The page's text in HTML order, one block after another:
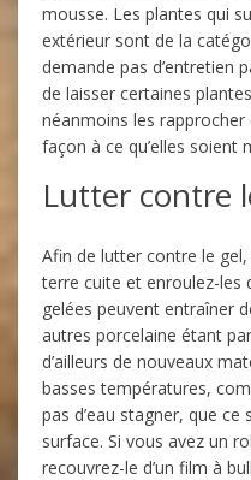
mousse. Les plantes qui
extérieur sont de la
demande pas d’entretien
de laisser certaines
néanmoins les
façon à ce qu’elles soient
Lutter contre
Afin de lutter contre le
terre cuite et enroulez-les
gelées peuvent entraîner
autres porcelaine étant
d’ailleurs de nouveaux
basses températures,
pas d’eau stagner, que
surface. Si vous avez un
recouvrez-le d’un film à